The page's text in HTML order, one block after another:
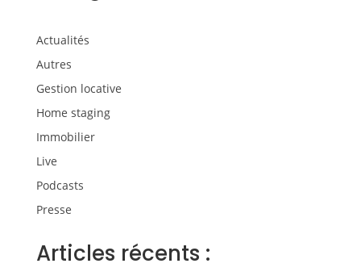
Actualités
Autres
Gestion locative
Home staging
Immobilier
Live
Podcasts
Presse
Articles récents :